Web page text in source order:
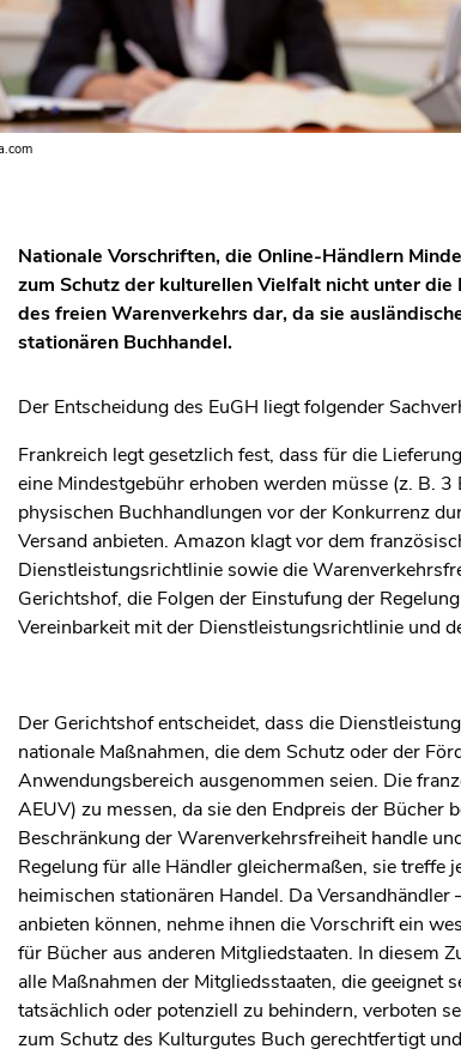
Nationale Vorschriften, die Online-Händlern
zum Schutz der kulturellen Vielfalt nicht unter
des freien Warenverkehrs dar, da sie
stationären Buchhandel.
Der Entscheidung des EuGH liegt folgender
Frankreich legt gesetzlich fest, dass für die
eine Mindestgebühr erhoben werden müsse (z. B.
physischen Buchhandlungen vor der Konkurrenz
Versand anbieten. Amazon klagt vor dem
Dienstleistungsrichtlinie sowie die
Gerichtshof, die Folgen der Einstufung der
Vereinbarkeit mit der Dienstleistungsrichtlinie und
Der Gerichtshof entscheidet, dass die
nationale Maßnahmen, die dem Schutz oder der
Anwendungsbereich ausgenommen seien. Die
AEUV) zu messen, da sie den Endpreis der
Beschränkung der Warenverkehrsfreiheit handle
Regelung für alle Händler gleichermaßen, sie treffe
heimischen stationären Handel. Da
anbieten können, nehme ihnen die Vorschrift ein
für Bücher aus anderen Mitgliedstaaten. In diesem
alle Maßnahmen der Mitgliedsstaaten, die
tatsächlich oder potenziell zu behindern, verboten
zum Schutz des Kulturgutes Buch gerechtfertigt